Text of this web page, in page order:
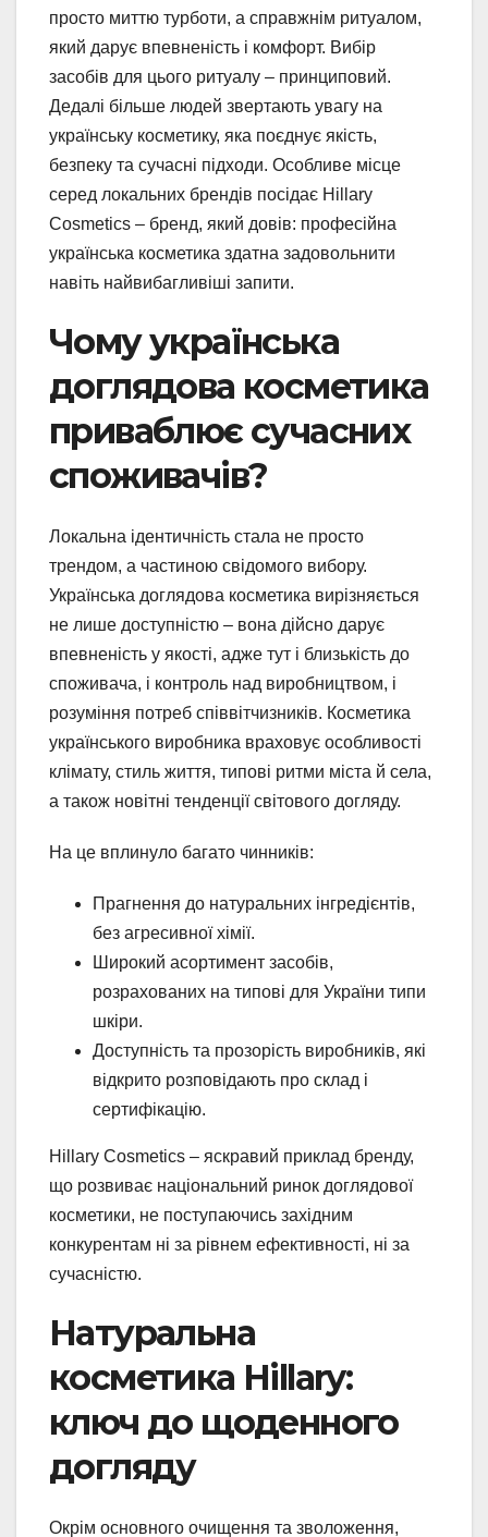
просто миттю турботи, а справжнім ритуалом,
який дарує впевненість і комфорт. Вибір
засобів для цього ритуалу – принциповий.
Дедалі більше людей звертають увагу на
українську косметику, яка поєднує якість,
безпеку та сучасні підходи. Особливе місце
серед локальних брендів посідає Hillary
Cosmetics – бренд, який довів: професійна
українська косметика здатна задовольнити
навіть найвибагливіші запити.
Чому українська
доглядова косметика
приваблює сучасних
споживачів?
Локальна ідентичність стала не просто
трендом, а частиною свідомого вибору.
Українська доглядова косметика вирізняється
не лише доступністю – вона дійсно дарує
впевненість у якості, адже тут і близькість до
споживача, і контроль над виробництвом, і
розуміння потреб співвітчизників. Косметика
українського виробника враховує особливості
клімату, стиль життя, типові ритми міста й села,
а також новітні тенденції світового догляду.
На це вплинуло багато чинників:
Прагнення до натуральних інгредієнтів,
без агресивної хімії.
Широкий асортимент засобів,
розрахованих на типові для України типи
шкіри.
Доступність та прозорість виробників, які
відкрито розповідають про склад і
сертифікацію.
Hillary Cosmetics – яскравий приклад бренду,
що розвиває національний ринок доглядової
косметики, не поступаючись західним
конкурентам ні за рівнем ефективності, ні за
сучасністю.
Натуральна
косметика Hillary:
ключ до щоденного
догляду
Окрім основного очищення та зволоження,